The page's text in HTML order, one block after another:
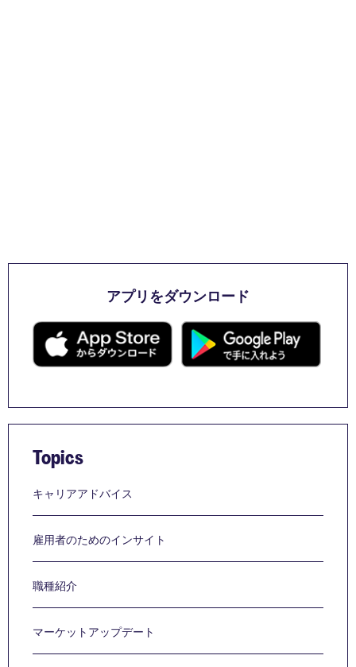
アプリをダウンロード
Topics
キャリアアドバイス
雇用者のためのインサイト
職種紹介
マーケットアップデート